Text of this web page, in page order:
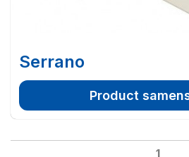
Serrano
Product
1